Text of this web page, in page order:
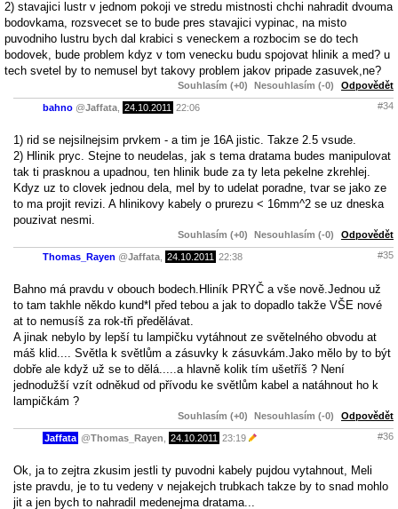
2) stavajici lustr v jednom pokoji ve stredu mistnosti chchi nahradit dvouma
bodovkama, rozsvecet se to bude pres stavajici vypinac, na misto
puvodniho lustru bych dal krabici s veneckem a rozbocim se do tech
bodovek, bude problem kdyz v tom venecku budu spojovat hlinik a med? u
tech svetel by to nemusel byt takovy problem jakov pripade zasuvek,ne?
Souhlasím (+0) Nesouhlasím (-0) Odpovědět
bahno @Jaffata 24.10.2011 22:06 #34
1) rid se nejsilnejsim prvkem - a tim je 16A jistic. Takze 2.5 vsude.
2) Hlinik pryc. Stejne to neudelas, jak s tema dratama budes manipulovat
tak ti prasknou a upadnou, ten hlinik bude za ty leta pekelne zkrehlej.
Kdyz uz to clovek jednou dela, mel by to udelat poradne, tvar se jako ze
to ma projit revizi. A hlinikovy kabely o prurezu < 16mm^2 se uz dneska
pouzivat nesmi.
Souhlasím (+0) Nesouhlasím (-0) Odpovědět
Thomas_Rayen @Jaffata 24.10.2011 22:38 #35
Bahno má pravdu v obouch bodech.Hliník PRYČ a vše nově.Jednou už
to tam takhle někdo kund*l před tebou a jak to dopadlo takže VŠE nové
at to nemusíš za rok-tři předělávat.
A jinak nebylo by lepší tu lampičku vytáhnout ze světelného obvodu at
máš klid.... Světla k světlům a zásuvky k zásuvkám.Jako mělo by to být
dobře ale když už se to dělá.....a hlavně kolik tím ušetříš ? Není
jednodužší vzít odněkud od přívodu ke světlům kabel a natáhnout ho k
lampičkám ?
Souhlasím (+0) Nesouhlasím (-0) Odpovědět
Jaffata @Thomas_Rayen 24.10.2011 23:19 #36
Ok, ja to zejtra zkusim jestli ty puvodni kabely pujdou vytahnout, Meli
jste pravdu, je to tu vedeny v nejakejch trubkach takze by to snad mohlo
jit a jen bych to nahradil medenejma dratama...